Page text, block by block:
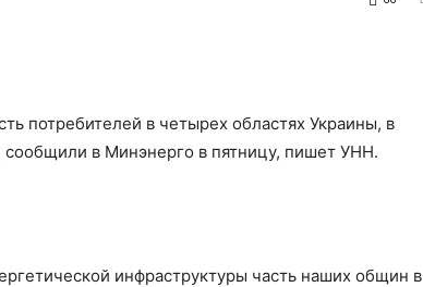
потребителей в четырех областях Украины, в
в Минэнерго в пятницу, пишет УНН.
инфраструктуры часть наших общин в